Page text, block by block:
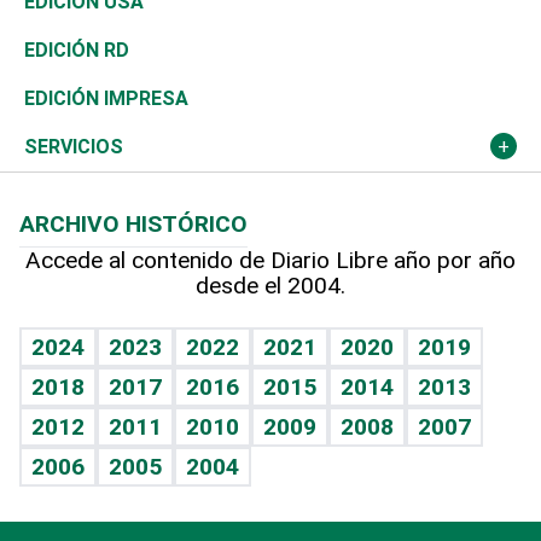
Ocenanía
Caribe
Resto del mundo
Telecom.
Global y variable
Economía personal
Sociales
Novedades
Podcast Arte Libre
Hablando con el pediatra
Vida y familia
Eñe
Celebrando la vida
Sin complejos
En pocas palabras
Tenis
Olimpismo
Más deportes
TBT Deportivo
El Espía
Noticiero Poteleche
Columnistas
Más firmas
Historia
Martes de tecnología
Cambio climático
Revista
Deportes
Opinión
Hecho en casa
Guía del dinero
EDICIÓN RD
EDICIÓN IMPRESA
SERVICIOS
Cumpleaños
Horóscopos
Crucigramas
ARCHIVO HISTÓRICO
Accede al contenido de Diario Libre año por año
desde el 2004.
2024 2023 2022 2021 2020
2019
2018
2017 2016 2015 2014
2013
2012
2011 2010 2009 2008
2007
2006
2005 2004